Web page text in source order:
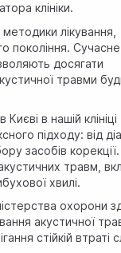
клініки.
лікування,
покоління. Сучасне
досягати
травми
в нашій клініці
підходу: від
засобів
травм,
хвилі.
охорони
акустичної
стійкій втраті